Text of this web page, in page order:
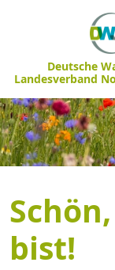
Deutsche
Landesverband
bist!